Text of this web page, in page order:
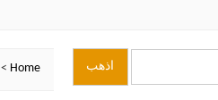
Home
>